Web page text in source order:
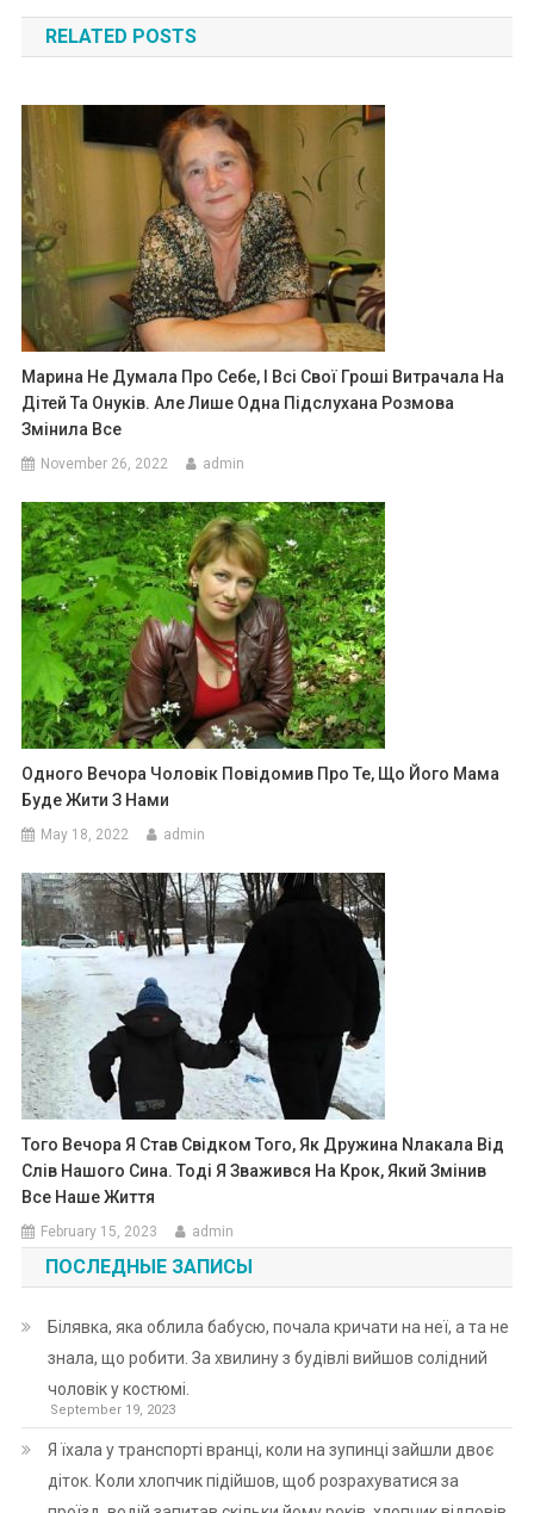
RELATED POSTS
Марина Не Думала Про Себе, І Всі Свої Гроші Витрачала На
Дітей Та Онуків. Але Лише Одна Підслухана Розмова
Змінила Все
November 26, 2022 admin
Одного Вечора Чоловік Повідомив Про Те, Що Його Мама
Буде Жити З Нами
May 18, 2022 admin
Того Вечора Я Став Свідком Того, Як Дружина Nлакала Від
Слів Нашого Сина. Тоді Я Зважився На Крок, Який Змінив
Все Наше Життя
February 15, 2023 admin
ПОСЛЕДНЫЕ ЗАПИСЫ
Білявка, яка облила бабусю, почала кричати на неї, а та не
знала, що робити. За хвилину з будівлі вийшов солідний
чоловік у костюмі.
September 19, 2023
Я їхала у транспорті вранці, коли на зупинці зайшли двоє
діток. Коли хлопчик підійшов, щоб розрахуватися за